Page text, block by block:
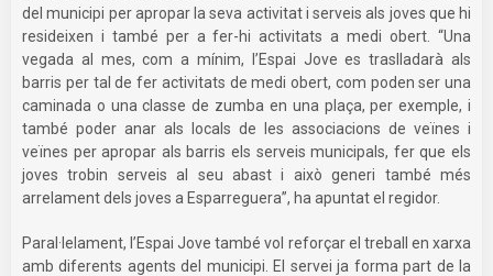
del municipi per apropar la seva activitat i serveis als joves que hi
resideixen i també per a fer-hi activitats a medi obert. “Una
vegada al mes, com a mínim, l’Espai Jove es traslladarà als
barris per tal de fer activitats de medi obert, com poden ser una
caminada o una classe de zumba en una plaça, per exemple, i
també poder anar als locals de les associacions de veïnes i
veïnes per apropar als barris els serveis municipals, fer que els
joves trobin serveis al seu abast i això generi també més
arrelament dels joves a Esparreguera”, ha apuntat el regidor.
Paral·lelament, l’Espai Jove també vol reforçar el treball en xarxa
amb diferents agents del municipi. El servei ja forma part de la